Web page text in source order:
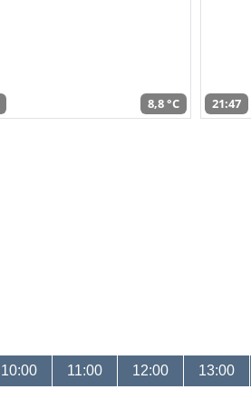
8,8 °C 21:47
10:00 11:00 12:00 13:00